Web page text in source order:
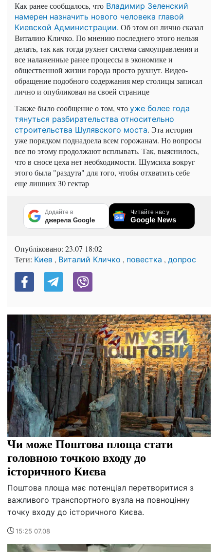
Как ранее сообщалось, что Владимир Зеленский
намерен назначить нового человека главой
Киевской Администрации. Об этом он лично сказал
Виталию Кличко. По мнению последнего этого нельзя
делать, так как тогда рухнет система самоуправления и
все налаженные ранее процессы в экономике и
общественной жизни города просто рухнут. Видео-
обращение подобного содержания мер столицы записал
лично и опубликовал на своей странице
Также было сообщение о том, что уже более года
тянуться разбирательства относительно
строительства Шулявского моста. Эта история
уже порядком поднадоела всем горожанам. Но вопросы
все по этому продолжают всплывать. Так, выяснилось,
что в сносе цеха нет необходимости. Шумсиха вокруг
этого была "раздута" для того, чтобы отхватить себе
еще лишних 30 гектар
Додайте в
джерела Google
Читайте нас у
Google News
Опубліковано: 23.07 18:02
Теги: Киев , Виталий Кличко , повестка , допрос
Чи може Поштова площа стати
головною точкою входу до
історичного Києва
Поштова площа має потенціал перетворитися з
важливого транспортного вузла на повноцінну
точку входу до історичного Києва.
15:25 07.08